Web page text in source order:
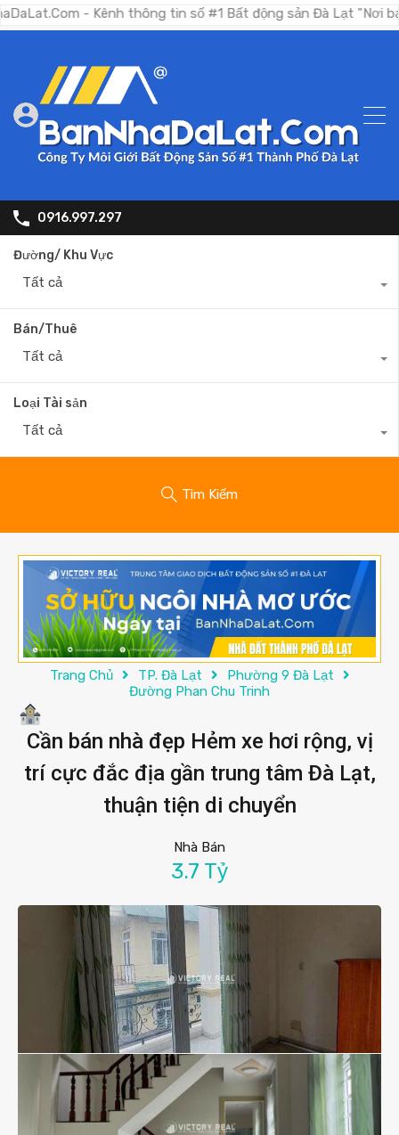
- Kênh thông tin số #1 Bất động sản Đà Lạt "Nơi bạn
0916.997.297
Đường/ Khu Vực
Tất cả
Bán/Thuê
Tất cả
Loại Tài sản
Tất cả
Tìm Kiếm
Trang Chủ TP. Đà Lạt
Phường 9 Đà Lạt
Đường Phan Chu Trinh
Cần bán nhà đẹp Hẻm xe hơi rộng, vị
trí cực đắc địa gần trung tâm Đà Lạt,
thuận tiện di chuyển
Nhà Bán
3.7 Tỷ